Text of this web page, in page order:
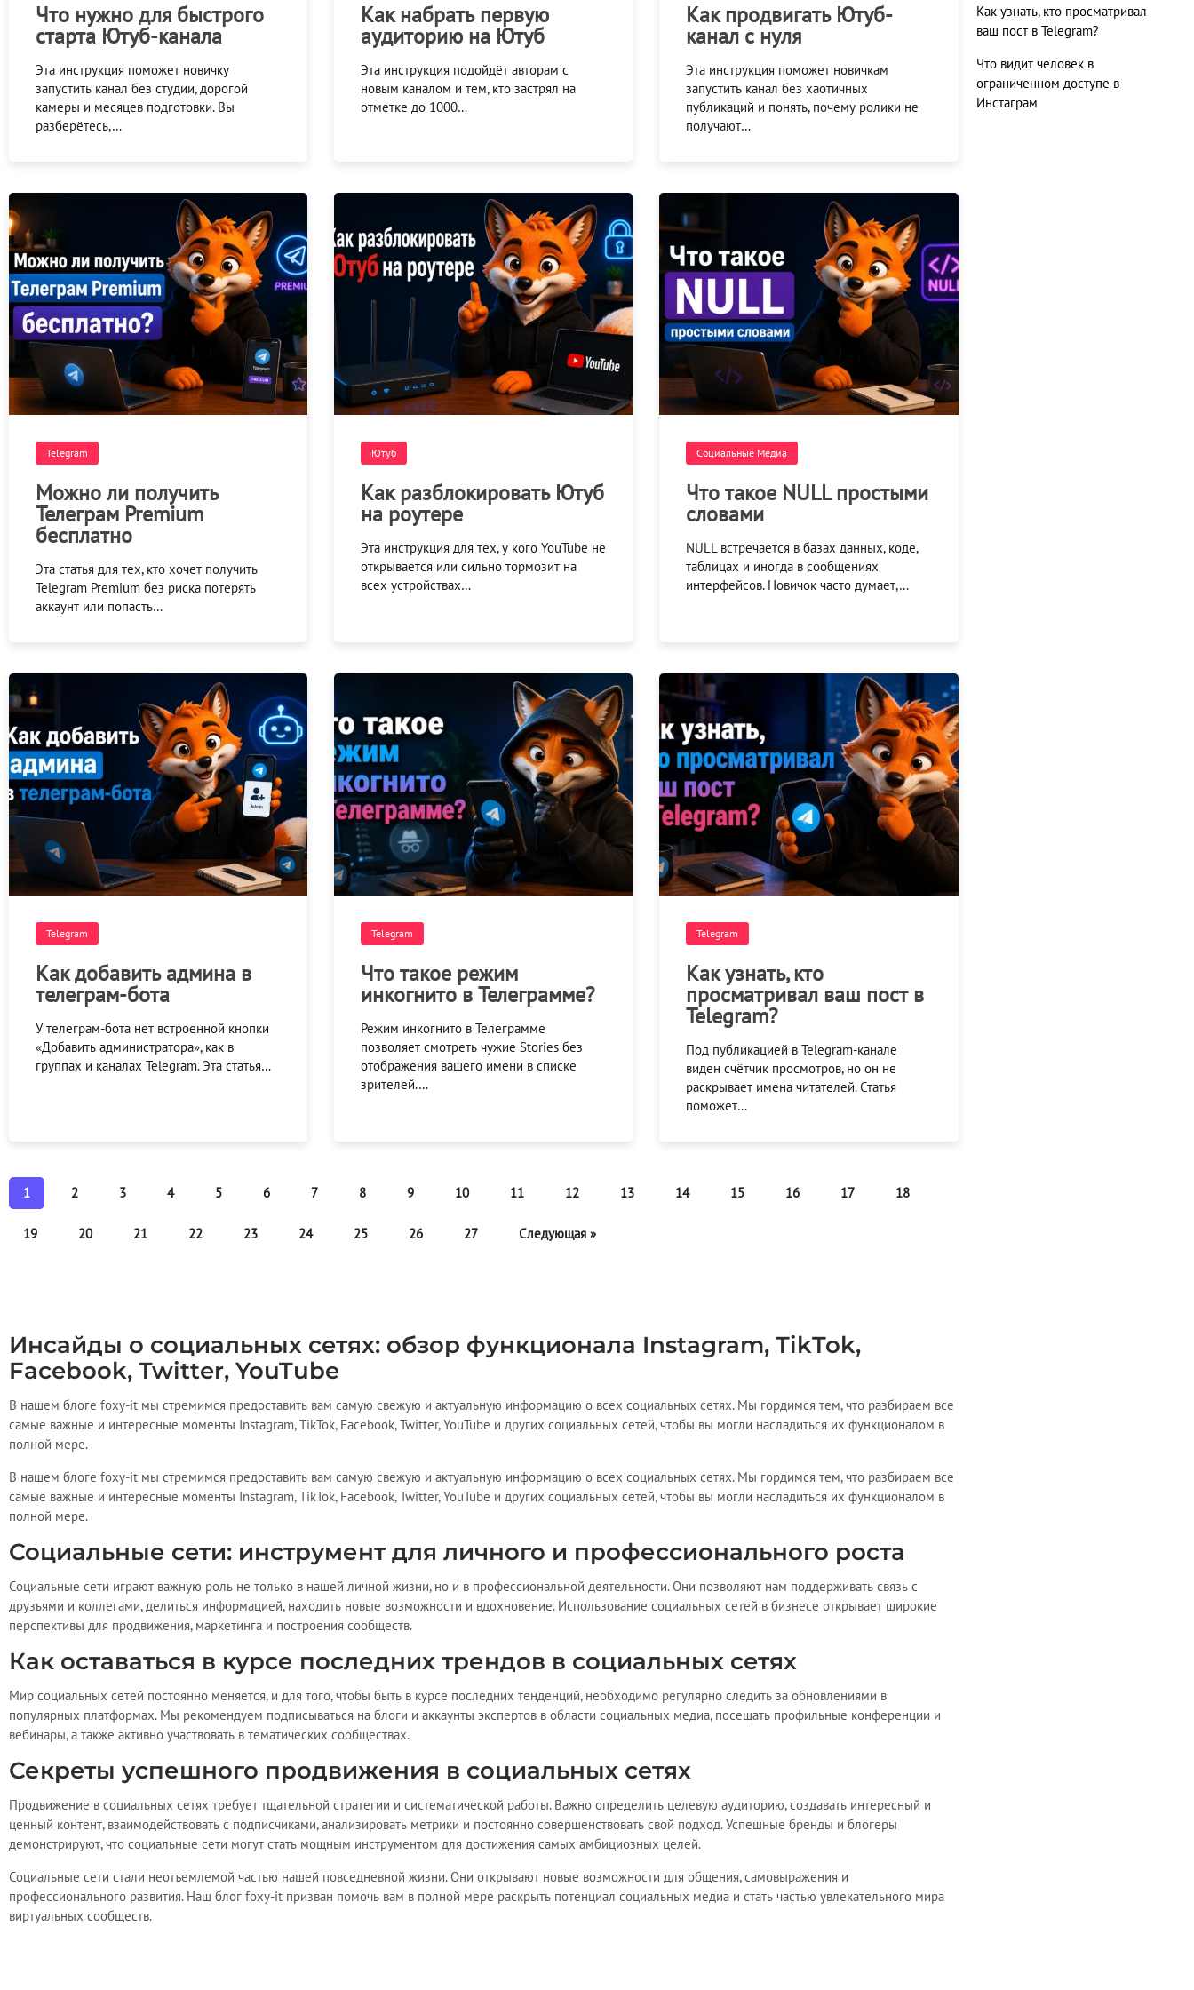
Что нужно для быстрого
старта Ютуб-канала
Эта инструкция поможет новичку
запустить канал без студии, дорогой
камеры и месяцев подготовки. Вы
разберётесь,…
Как набрать первую
аудиторию на Ютуб
Эта инструкция подойдёт авторам с
новым каналом и тем, кто застрял на
отметке до 1000…
Как продвигать Ютуб-
канал с нуля
Эта инструкция поможет новичкам
запустить канал без хаотичных
публикаций и понять, почему ролики не
получают…
Telegram
Можно ли получить
Телеграм Premium
бесплатно
Эта статья для тех, кто хочет получить
Telegram Premium без риска потерять
аккаунт или попасть…
Ютуб
Как разблокировать Ютуб
на роутере
Эта инструкция для тех, у кого YouTube не
открывается или сильно тормозит на
всех устройствах…
Социальные Медиа
Что такое NULL простыми
словами
NULL встречается в базах данных, коде,
таблицах и иногда в сообщениях
интерфейсов. Новичок часто думает,…
Telegram
Как добавить админа в
телеграм-бота
У телеграм-бота нет встроенной кнопки
«Добавить администратора», как в
группах и каналах Telegram. Эта статья…
Telegram
Что такое режим
инкогнито в Телеграмме?
Режим инкогнито в Телеграмме
позволяет смотреть чужие Stories без
отображения вашего имени в списке
зрителей.…
Telegram
Как узнать, кто
просматривал ваш пост в
Telegram?
Под публикацией в Telegram-канале
виден счётчик просмотров, но он не
раскрывает имена читателей. Статья
поможет…
1 2 3 4 5 6 7 8 9 10 11 12 13 14 15 16 17 18
19 20 21 22 23 24 25 26 27 Следующая »
Инсайды о социальных сетях: обзор функционала Instagram, TikTok,
Facebook, Twitter, YouTube
В нашем блоге foxy-it мы стремимся предоставить вам самую свежую и актуальную информацию о всех социальных сетях. Мы гордимся тем, что разбираем все
самые важные и интересные моменты Instagram, TikTok, Facebook, Twitter, YouTube и других социальных сетей, чтобы вы могли насладиться их функционалом в
полной мере.
В нашем блоге foxy-it мы стремимся предоставить вам самую свежую и актуальную информацию о всех социальных сетях. Мы гордимся тем, что разбираем все
самые важные и интересные моменты Instagram, TikTok, Facebook, Twitter, YouTube и других социальных сетей, чтобы вы могли насладиться их функционалом в
полной мере.
Социальные сети: инструмент для личного и профессионального роста
Социальные сети играют важную роль не только в нашей личной жизни, но и в профессиональной деятельности. Они позволяют нам поддерживать связь с
друзьями и коллегами, делиться информацией, находить новые возможности и вдохновение. Использование социальных сетей в бизнесе открывает широкие
перспективы для продвижения, маркетинга и построения сообществ.
Как оставаться в курсе последних трендов в социальных сетях
Мир социальных сетей постоянно меняется, и для того, чтобы быть в курсе последних тенденций, необходимо регулярно следить за обновлениями в
популярных платформах. Мы рекомендуем подписываться на блоги и аккаунты экспертов в области социальных медиа, посещать профильные конференции и
вебинары, а также активно участвовать в тематических сообществах.
Секреты успешного продвижения в социальных сетях
Продвижение в социальных сетях требует тщательной стратегии и систематической работы. Важно определить целевую аудиторию, создавать интересный и
ценный контент, взаимодействовать с подписчиками, анализировать метрики и постоянно совершенствовать свой подход. Успешные бренды и блогеры
демонстрируют, что социальные сети могут стать мощным инструментом для достижения самых амбициозных целей.
Социальные сети стали неотъемлемой частью нашей повседневной жизни. Они открывают новые возможности для общения, самовыражения и
профессионального развития. Наш блог foxy-it призван помочь вам в полной мере раскрыть потенциал социальных медиа и стать частью увлекательного мира
виртуальных сообществ.
Как узнать, кто просматривал
ваш пост в Telegram?
Что видит человек в
ограниченном доступе в
Инстаграм